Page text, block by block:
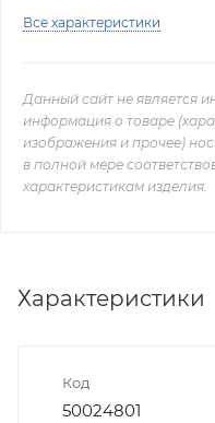
Все характеристики
Данный сайт не является
информация о товаре
изображения и прочее)
в полной мере
характеристикам изделия.
Характеристики
Код
50024801